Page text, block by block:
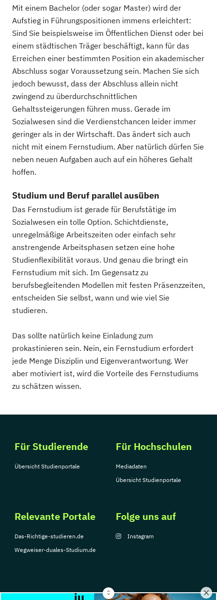
Mit einem Bachelor (oder sogar Master) wird der
Aufstieg in Führungspositionen immens erleichtert:
Sind Sie beispielsweise im Öffentlichen Dienst oder bei
einem städtischen Träger beschäftigt, kann für das
Erreichen einer bestimmten Position ein akademischer
Abschluss sogar Voraussetzung sein. Machen Sie sich
jedoch bewusst, dass der Abschluss allein nicht
zwingend zu überdurchschnittlichen
Gehaltssteigerungen führen muss. Gerade im
Sozialwesen sind die Verdienstchancen leider immer
geringer als in der Wirtschaft. Das ändert sich auch
nicht mit einem Fernstudium. Aber natürlich dürfen Sie
neben neuen Aufgaben auch auf ein höheres Gehalt
hoffen.
Studium und Beruf parallel ausüben
Das Fernstudium ist gerade für Berufstätige im
Sozialwesen ein tolle Option. Schichtdienste,
unregelmäßige Arbeitszeiten oder einfach sehr
anstrengende Arbeitsphasen setzen eine hohe
Studienflexibilität voraus. Und genau die bringt ein
Fernstudium mit sich. Im Gegensatz zu
berufsbegleitenden Modellen mit festen Präsenzzeiten,
entscheiden Sie selbst, wann und wie viel Sie
studieren.
Das sollte natürlich keine Einladung zum
prokastinieren sein. Nein, ein Fernstudium erfordert
jede Menge Disziplin und Eigenverantwortung. Wer
aber motiviert ist, wird die Vorteile des Fernstudiums
zu schätzen wissen.
Für Studierende
Übersicht Studienportale
Für Hochschulen
Mediadaten
Übersicht Studienportale
Relevante Portale
Das-Richtige-studieren.de
Wegweiser-duales-Studium.de
Folge uns auf
Instagram